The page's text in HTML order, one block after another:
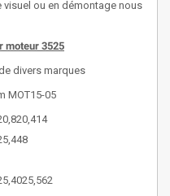
ou en démontage nous
moteur 3525
divers marques
MOT15-05